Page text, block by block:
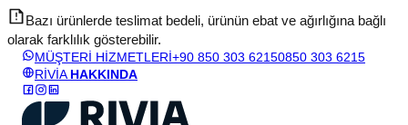
Bazı ürünlerde teslimat bedeli, ürünün ebat ve ağırlığına bağlı
olarak farklılık gösterebilir.
MÜŞTERİ HİZMETLERİ+90 850 303 62150850 303 6215
RİVİA HAKKINDA